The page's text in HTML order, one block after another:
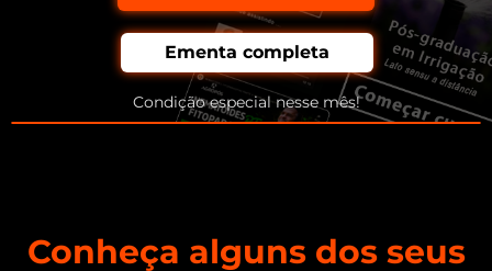
Ementa completa
Condição especial nesse mês!
Conheça alguns dos seus